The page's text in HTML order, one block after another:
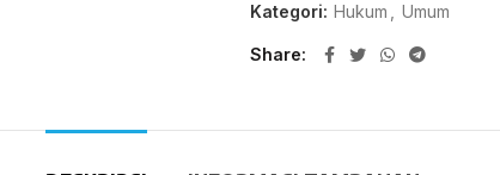
Kategori: Hukum Umum
Share